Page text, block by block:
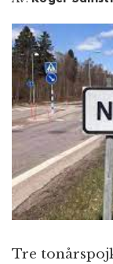
Tre